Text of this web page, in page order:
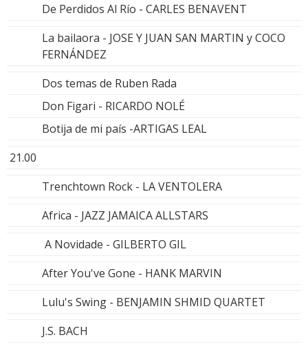
De Perdidos Al Río - CARLES BENAVENT
La bailaora - JOSE Y JUAN SAN MARTIN y COCO
FERNÁNDEZ
Dos temas de Ruben Rada
Don Figari - RICARDO NOLÉ
Botija de mi país -ARTIGAS LEAL
21.00
Trenchtown Rock - LA VENTOLERA
Africa - JAZZ JAMAICA ALLSTARS
A Novidade - GILBERTO GIL
After You've Gone - HANK MARVIN
Lulu's Swing - BENJAMIN SHMID QUARTET
J.S. BACH